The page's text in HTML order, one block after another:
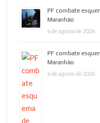
PF combate
Maranhão
6 de agosto de 2026
PF combate
Maranhão
6 de agosto de 2026